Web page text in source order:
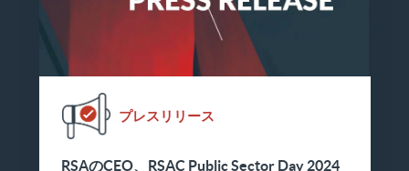
プレスリリース
RSAのCEO、RSAC Public Sector Day 2024